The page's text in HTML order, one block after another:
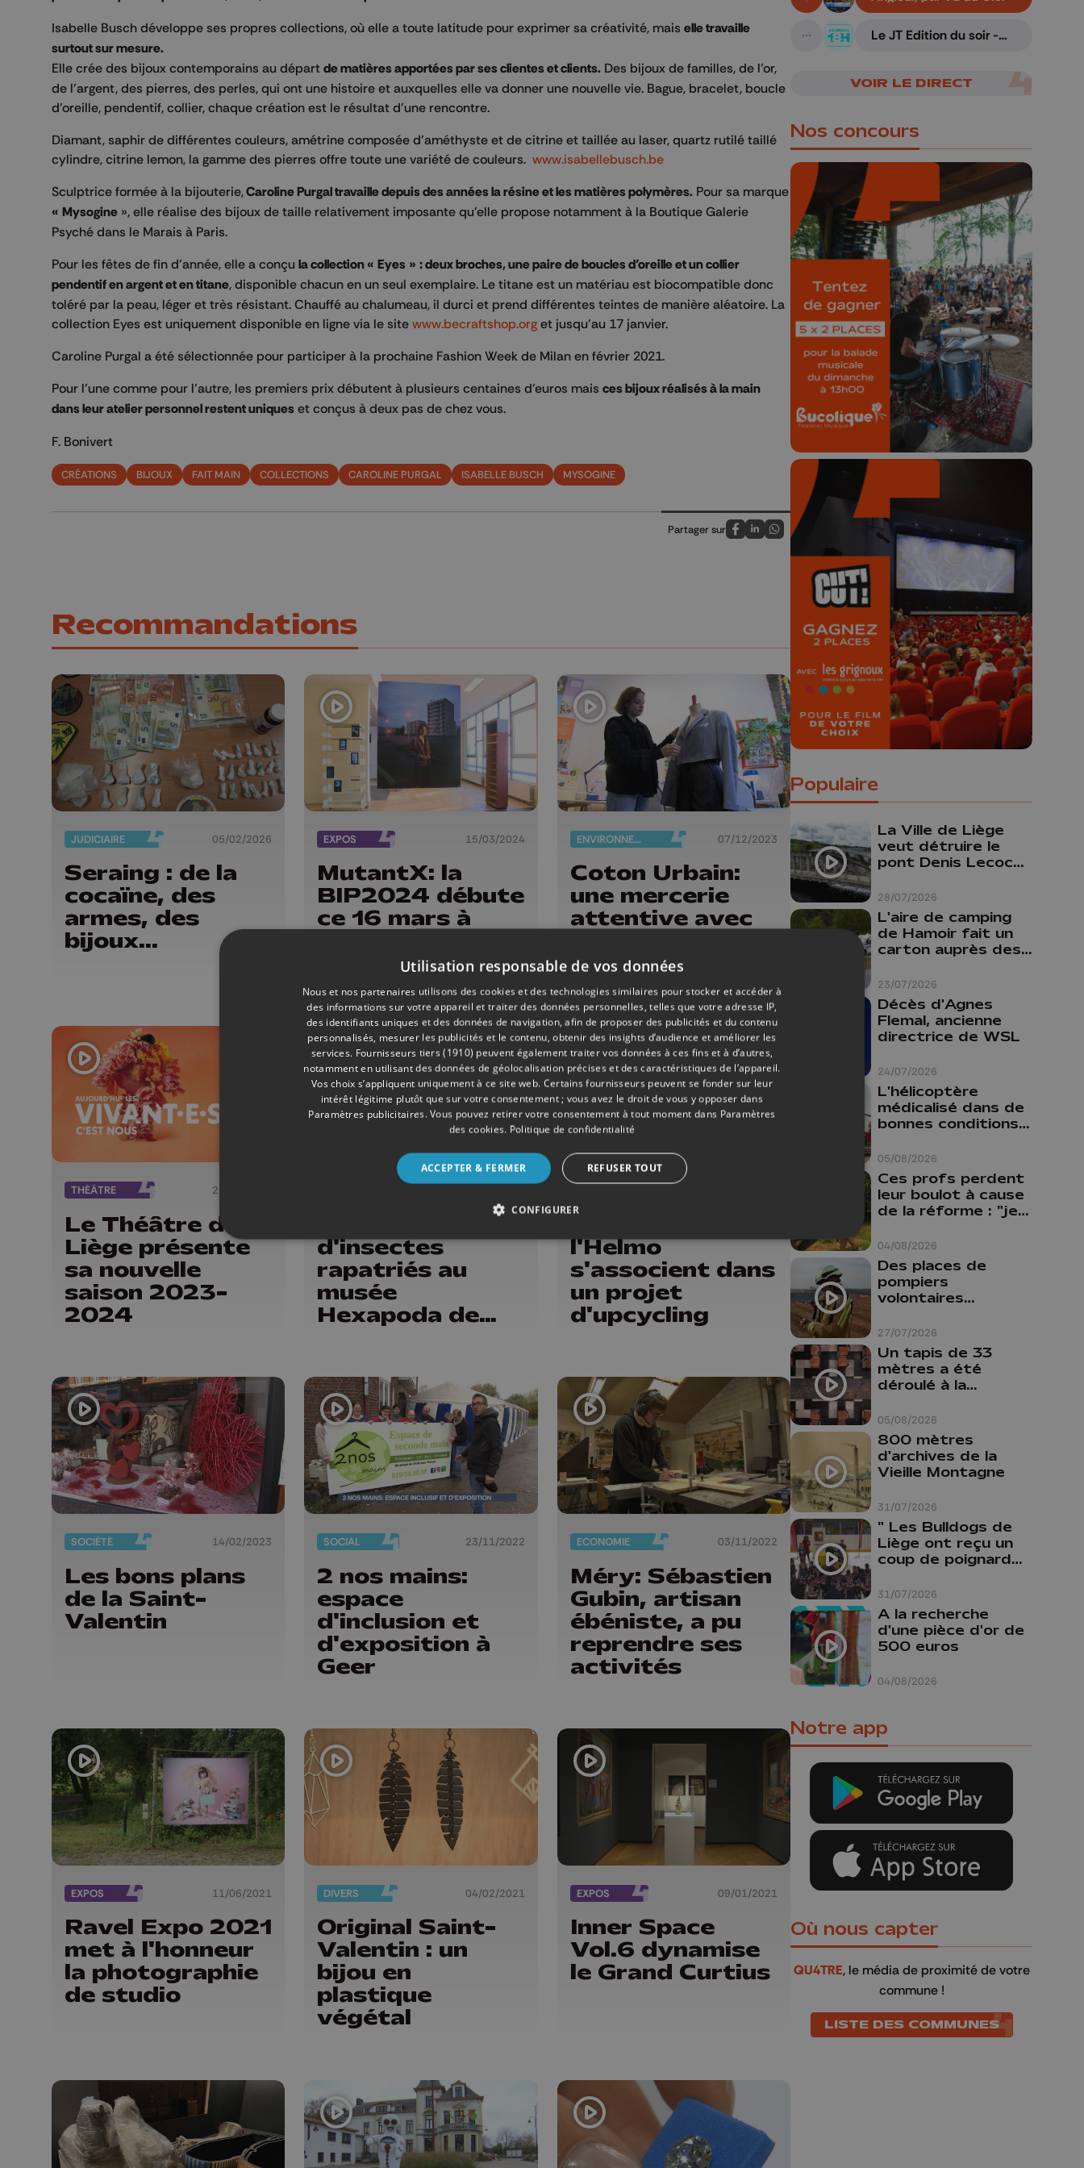
Isabelle Busch développe ses propres collections, où elle a toute latitude pour exprimer sa créativité, mais elle travaille
surtout sur mesure.
Elle crée des bijoux contemporains au départ de matières apportées par ses clientes et clients. Des bijoux de familles, de l’or,
de l’argent, des pierres, des perles, qui ont une histoire et auxquelles elle va donner une nouvelle vie. Bague, bracelet, boucle
d’oreille, pendentif, collier, chaque création est le résultat d’une rencontre.
Diamant, saphir de différentes couleurs, amétrine composée d’améthyste et de citrine et taillée au laser, quartz rutilé taillé
cylindre, citrine lemon, la gamme des pierres offre toute une variété de couleurs. www.isabellebusch.be
Sculptrice formée à la bijouterie,Caroline Purgal travaille depuis des années la résine et les matières polymères. Pour sa marque
« Mysogine », elle réalise des bijoux de taille relativement imposante qu’elle propose notamment à la Boutique Galerie
Psyché dans le Marais à Paris.
Pour les fêtes de fin d’année, elle a conçu la collection « Eyes » : deux broches, une paire de boucles d’oreille et un collier
pendentif en argent et en titane, disponible chacun en un seul exemplaire. Le titane est un matériau est biocompatible donc
toléré par la peau, léger et très résistant. Chauffé au chalumeau, il durci et prend différentes teintes de manière aléatoire. La
collection Eyes est uniquement disponible en ligne via le site www.becraftshop.org et jusqu’au 17 janvier.
Caroline Purgal a été sélectionnée pour participer à la prochaine Fashion Week de Milan en février 2021.
Pour l’une comme pour l’autre, les premiers prix débutent à plusieurs centaines d’euros mais ces bijoux réalisés à la main
dans leur atelier personnel restent uniques et conçus à deux pas de chez vous.
F. Bonivert
CRÉATIONS BIJOUX FAIT MAIN COLLECTIONS CAROLINE PURGAL ISABELLE BUSCH MYSOGINE
Partager sur
Partagez sur FaceBook
Partagez sur LinkedIn
Partagez sur Whatsapp
Recommandations
JUDICIAIRE 05/02/2026
Seraing : de la
cocaïne, des
armes, des
bijoux...
EXPOS 15/03/2024
MutantX: la
BIP2024 débute
ce 16 mars à
bibliothèque des
Chiroux
ENVIRONNEMENT 07/12/2023
Coton Urbain:
une mercerie
attentive avec
valeurs
THÉÂTRE 22/05/2023
Le Théâtre de
Liège présente
sa nouvelle
saison 2023-
2024
d'insectes
rapatriés au
musée
Hexapoda de
l'Helmo
s'associent dans
un projet
d'upcycling
SOCIÉTÉ 14/02/2023
Les bons plans
de la Saint-
Valentin
SOCIAL 23/11/2022
2 nos mains:
espace
d'inclusion et
d'exposition à
Geer
ECONOMIE 03/11/2022
Méry: Sébastien
Gubin, artisan
ébéniste, a pu
reprendre ses
activités
EXPOS 11/06/2021
Ravel Expo 2021
met à l'honneur
la photographie
de studio
DIVERS 04/02/2021
Original Saint-
Valentin : un
bijou en
plastique
végétal
EXPOS 09/01/2021
Inner Space
Vol.6 dynamise
le Grand Curtius
En live!
A suivre
Le JT Edition du soir -
VOIR LE DIRECT
Nos concours
🎁 Gagnez 5x2
places pour le
Bucolique Ferrières
Festival 🌿🎶
Concours valable jusqu'au 9 août,
23h59.
🎬 Concours CUT x
Les Grignoux ✨
Concours permanent - 2 places à
gagner chaque semaine !
Populaire
28/07/2026
La Ville de Liège
veut détruire le
pont Denis Lecocq
budget pour le
faire
23/07/2026
L'aire de camping
de Hamoir fait un
carton auprès des
24/07/2026
Décès d'Agnes
Flemal, ancienne
directrice de WSL
05/08/2026
L'hélicoptère
médicalisé dans de
bonnes conditions à
04/08/2026
Ces profs perdent
leur boulot à cause
de la réforme : "je
comme prof que
comme
pharmacienne"
27/07/2026
Des places de
pompiers
volontaires
province de Liège :
"Un citoyen qui
n'est formé ne
peut pas nous
aider"
05/08/2026
Un tapis de 33
mètres a été
déroulé à la
Liège
31/07/2026
800 mètres
d'archives de la
Vieille Montagne
31/07/2026
" Les Bulldogs de
Liège ont reçu un
coup de poignard
04/08/2026
A la recherche
d'une pièce d'or de
500 euros
Notre app
Où nous capter
QU4TRE, le média de proximité de votre
commune !
LISTE DES COMMUNES
Utilisation responsable de vos données
Nous et nos partenaires utilisons des cookies et des technologies similaires pour stocker et accéder à
des informations sur votre appareil et traiter des données personnelles, telles que votre adresse IP,
des identifiants uniques et des données de navigation, afin de proposer des publicités et du contenu
personnalisés, mesurer les publicités et le contenu, obtenir des insights d’audience et améliorer les
services. Fournisseurs tiers (1910) peuvent également traiter vos données à ces fins et à d’autres,
notamment en utilisant des données de géolocalisation précises et des caractéristiques de l’appareil.
Vos choix s’appliquent uniquement à ce site web. Certains fournisseurs peuvent se fonder sur leur
intérêt légitime plutôt que sur votre consentement ; vous avez le droit de vous y opposer dans
Paramètres publicitaires. Vous pouvez retirer votre consentement à tout moment dans Paramètres
des cookies. Politique de confidentialité
ACCEPTER & FERMER REFUSER TOUT
CONFIGURER